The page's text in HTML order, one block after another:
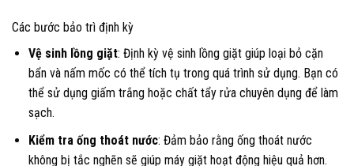
Các bước bảo trì định kỳ
Vệ sinh lồng giặt: Định kỳ vệ sinh lồng giặt giúp loại bỏ cặn
bẩn và nấm mốc có thể tích tụ trong quá trình sử dụng. Bạn có
thể sử dụng giấm trắng hoặc chất tẩy rửa chuyên dụng để làm
sạch.
Kiểm tra ống thoát nước: Đảm bảo rằng ống thoát nước
không bị tắc nghẽn sẽ giúp máy giặt hoạt động hiệu quả hơn.